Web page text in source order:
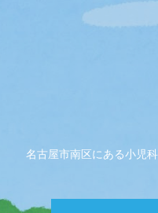
名古屋市南区にある小児